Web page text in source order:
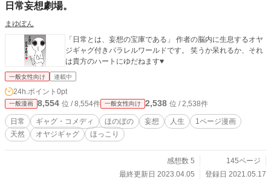
日常妄想劇場。
まゆぽん
「日常とは、妄想の宝庫である」 作者の脳内に生息するオヤ
ジギャグ付きパラレルワールドです。 笑うか呆れるか、それ
は貴方のハートにゆだねます♥
一般女性向け 連載中
24h.ポイント 0pt
一般漫画 8,554 位 / 8,554件 一般女性向け 2,538 位 / 2,538件
日常 ギャグ・コメディ ほのぼの 妄想 人生
1ページ漫画
天然
オヤジギャグ ほっこり
感想数 5
145ページ
最終更新日 2023.04.05
登録日 2021.05.17